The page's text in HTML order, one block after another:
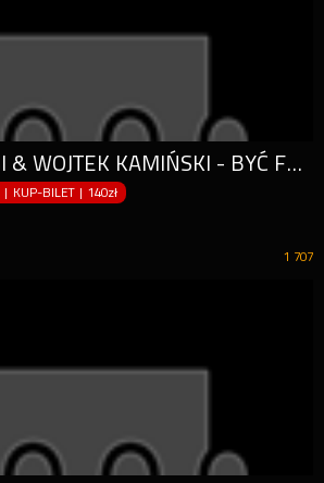
KABARET HRABI & WOJTEK KAMIŃSKI - BYĆ FACETEM
| KUP-BILET |140zł
1 707